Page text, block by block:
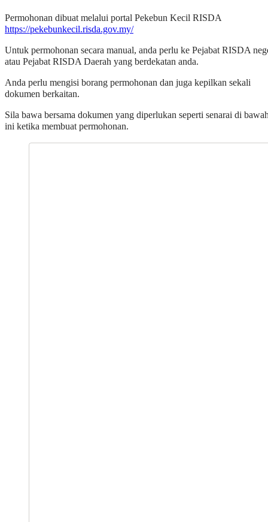
Permohonan dibuat melalui portal Pekebun Kecil RISDA
https://pekebunkecil.risda.gov.my/
Untuk permohonan secara manual, anda perlu ke Pejabat RISDA
atau Pejabat RISDA Daerah yang berdekatan anda.
Anda perlu mengisi borang permohonan dan juga kepilkan sekali
dokumen berkaitan.
Sila bawa bersama dokumen yang diperlukan seperti senarai di
ini ketika membuat permohonan.